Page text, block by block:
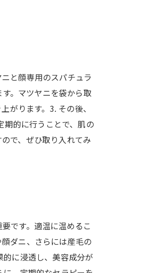
と顔専用のスパチュラ
。マツヤニを袋から取
がります。3. その後、
期的に行うことで、肌の
で、ぜひ取り入れてみ
です。適温に温めるこ
ダニ、さらには産毛の
に浸透し、美容成分が